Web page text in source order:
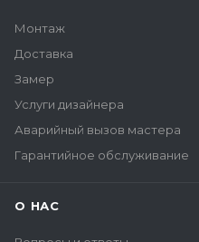
Монтаж
Доставка
Замер
Услуги дизайнера
Аварийный вызов мастера
Гарантийное обслуживание
О НАС